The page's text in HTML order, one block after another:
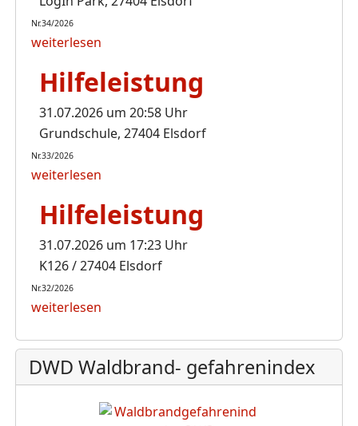
Nr.34/2026
weiterlesen
Hilfeleistung
31.07.2026 um 20:58 Uhr
Grundschule, 27404 Elsdorf
Nr.33/2026
weiterlesen
Hilfeleistung
31.07.2026 um 17:23 Uhr
K126 / 27404 Elsdorf
Nr.32/2026
weiterlesen
DWD Waldbrand- gefahrenindex